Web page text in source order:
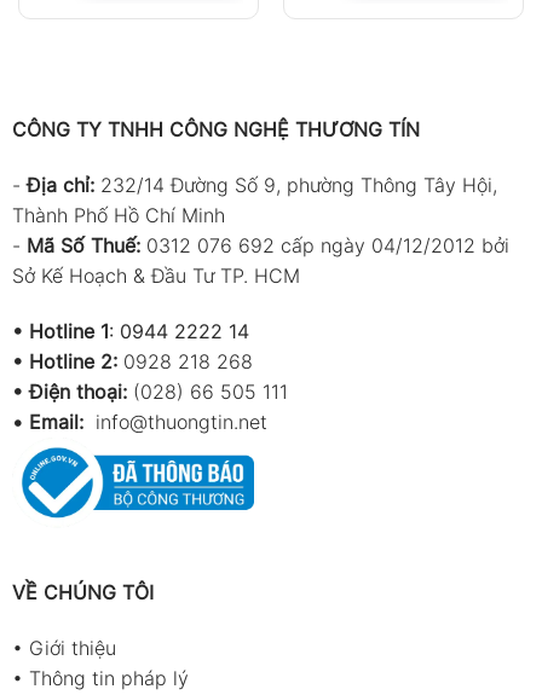
CÔNG TY TNHH CÔNG NGHỆ THƯƠNG TÍN
-Địa chỉ: 232/14 Đường Số 9, phường Thông Tây Hội,
Thành Phố Hồ Chí Minh
- Mã Số Thuế: 0312 076 692 cấp ngày 04/12/2012 bởi
Sở Kế Hoạch & Đầu Tư TP. HCM
• Hotline 1: 0944 2222 14
• Hotline 2: 0928 218 268
• Điện thoại: (028) 66 505 111
• Email: info@thuongtin.net
VỀ CHÚNG TÔI
• Giới thiệu
• Thông tin pháp lý